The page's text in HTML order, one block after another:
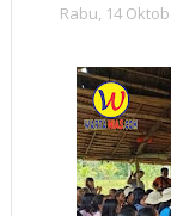
Rabu, 14